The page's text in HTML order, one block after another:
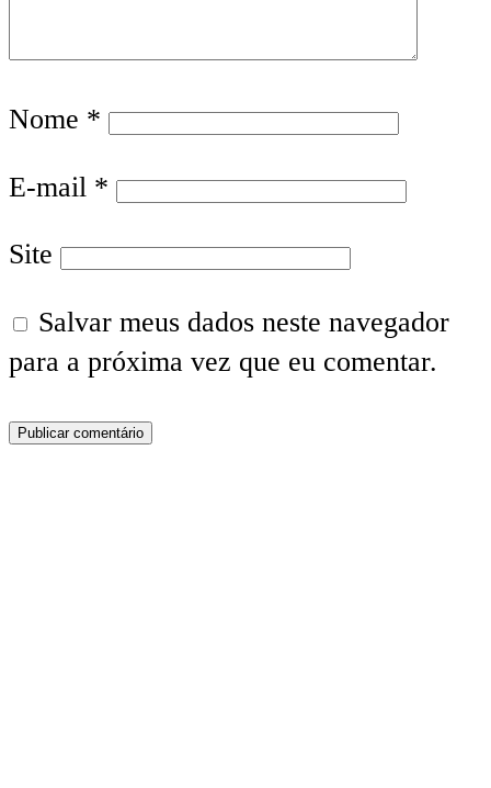
Nome *
E-mail *
Site
Salvar meus dados neste navegador
para a próxima vez que eu comentar.